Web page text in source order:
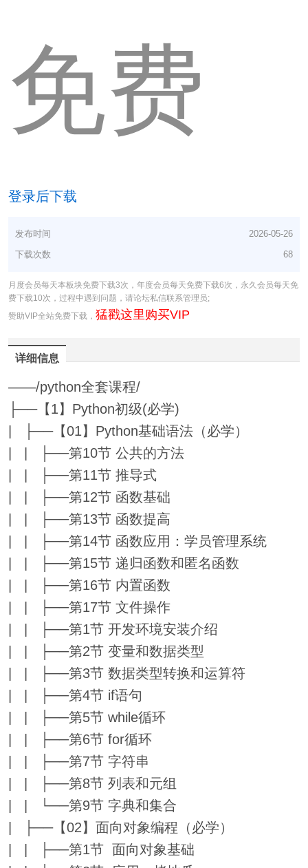
免费
登录后下载
发布时间
2026-05-26
下载次数
68
月度会员每天本板块免费下载3次，年度会员每天免费下载6次，永久会员每天免
费下载10次，过程中遇到问题，请论坛私信联系管理员;
赞助VIP全站免费下载， 猛戳这里购买VIP
详细信息
——/python全套课程/
├──【1】Python初级(必学)
| ├──【01】Python基础语法（必学）
| | ├──第10节 公共的方法
| | ├──第11节 推导式
| | ├──第12节 函数基础
| | ├──第13节 函数提高
| | ├──第14节 函数应用：学员管理系统
| | ├──第15节 递归函数和匿名函数
| | ├──第16节 内置函数
| | ├──第17节 文件操作
| | ├──第1节 开发环境安装介绍
| | ├──第2节 变量和数据类型
| | ├──第3节 数据类型转换和运算符
| | ├──第4节 if语句
| | ├──第5节 while循环
| | ├──第6节 for循环
| | ├──第7节 字符串
| | ├──第8节 列表和元组
| | └──第9节 字典和集合
| ├──【02】面向对象编程（必学）
| | ├──第1节 面向对象基础